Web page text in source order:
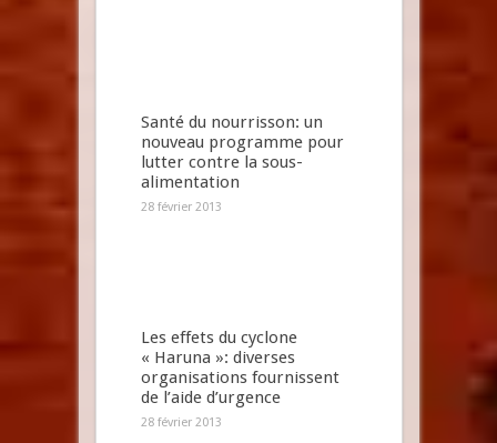
Santé du nourrisson: un
nouveau programme pour
lutter contre la sous-
alimentation
28 février 2013
Les effets du cyclone
« Haruna »: diverses
organisations fournissent
de l’aide d’urgence
28 février 2013